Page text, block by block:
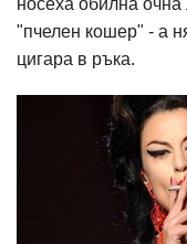
носеха обилна очна
"пчелен кошер" - а
цигара в ръка.